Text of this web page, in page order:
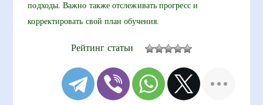
подходы. Важно также отслеживать прогресс и
корректировать свой план обучения.
Рейтинг статьи